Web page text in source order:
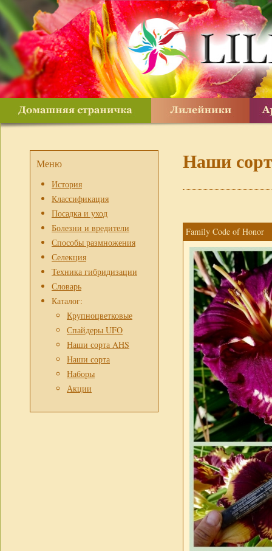
Меню
История
Классификация
Посадка и уход
Болезни и вредители
Способы размножения
Селекция
Техника гибридизации
Словарь
Каталог:
Крупноцветковые
Спайдеры UFO
Наши сорта AHS
Наши сорта
Наборы
Акции
Наши
Family Code of Honor